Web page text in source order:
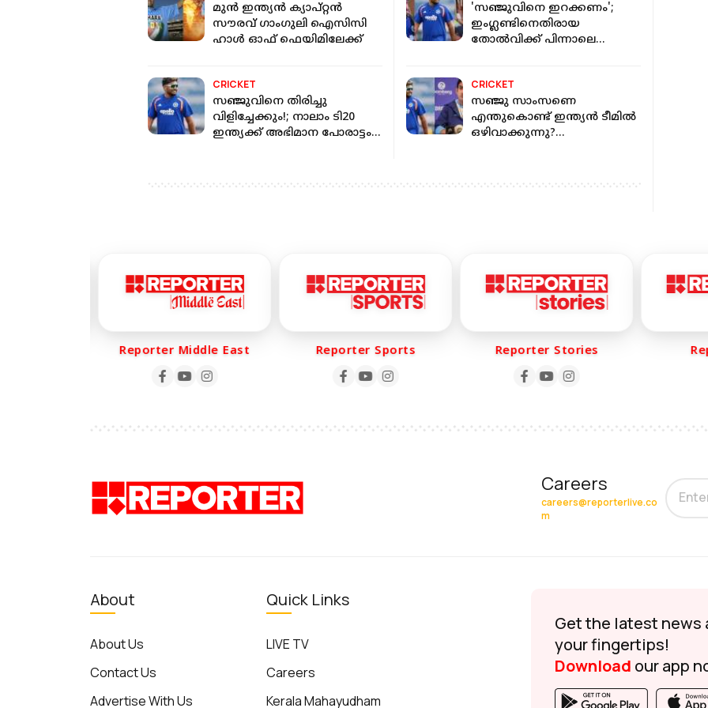
മുന്‍ ഇന്ത്യന്‍ ക്യാപ്റ്റന്‍
സൗരവ് ഗാംഗുലി ഐസിസി
ഹാള്‍ ഓഫ് ഫെയിമിലേക്ക്
'സഞ്ജുവിനെ ഇറക്കണം';
ഇംഗ്ലണ്ടിനെതിരായ
തോൽവിക്ക് പിന്നാലെ
CRICKET
സഞ്ജുവിനെ തിരിച്ചു
വിളിച്ചേക്കും!; നാലാം ടി20
ഇന്ത്യക്ക് അഭിമാന പോരാട്ടം;
CRICKET
സഞ്ജു സാംസണെ
എന്തുകൊണ്ട് ഇന്ത്യൻ ടീമിൽ
ഒഴിവാക്കുന്നു?
Reporter Middle East Reporter Sports Reporter Stories
Careers
careers@reporterlive.co
m
About
About Us
Contact Us
Advertise With Us
Quick Links
LIVE TV
Careers
Kerala Mahayudham
Get the latest news
your fingertips!
Download our app